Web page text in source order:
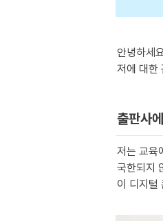
안녕하세
저에 대한
출판사
저는 교육
국한되지
이 디지털